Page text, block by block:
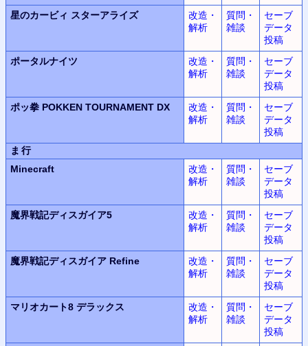
星のカービィ スターアライズ
改造・
解析
質問・
雑談
セーブ
データ
投稿
ポータルナイツ
改造・
解析
質問・
雑談
セーブ
データ
投稿
ポッ拳 POKKEN TOURNAMENT DX
改造・
解析
質問・
雑談
セーブ
データ
投稿
ま行
Minecraft
改造・
解析
質問・
雑談
セーブ
データ
投稿
魔界戦記ディスガイア5
改造・
解析
質問・
雑談
セーブ
データ
投稿
魔界戦記ディスガイア Refine
改造・
解析
質問・
雑談
セーブ
データ
投稿
マリオカート8 デラックス
改造・
解析
質問・
雑談
セーブ
データ
投稿